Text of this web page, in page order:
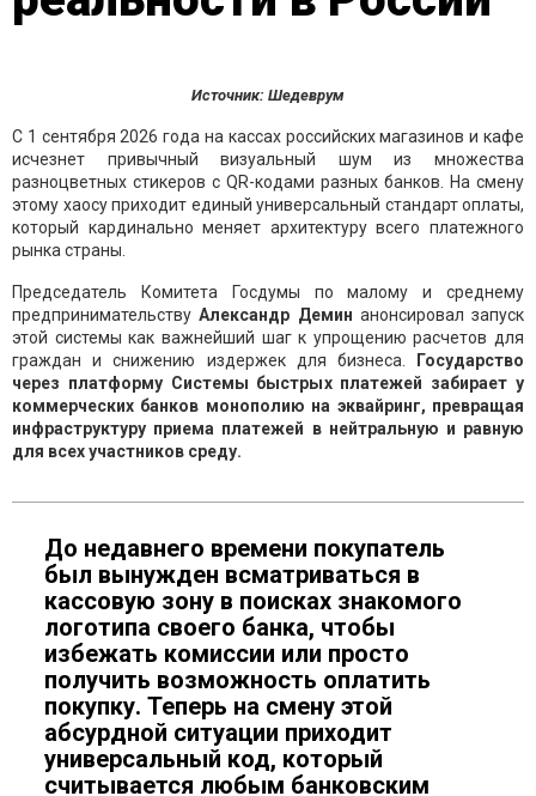
Источник: Шедеврум
С 1 сентября 2026 года на кассах российских магазинов и кафе
исчезнет привычный визуальный шум из множества
разноцветных стикеров с QR-кодами разных банков. На смену
этому хаосу приходит единый универсальный стандарт оплаты,
который кардинально меняет архитектуру всего платежного
рынка страны.
Председатель Комитета Госдумы по малому и среднему
предпринимательствуАлександр Демин анонсировал запуск
этой системы как важнейший шаг к упрощению расчетов для
граждан и снижению издержек для бизнеса.
Государство
через платформу Системы быстрых платежей забирает у
коммерческих банков монополию на эквайринг, превращая
инфраструктуру приема платежей в нейтральную и равную
для всех участников среду.
До недавнего времени покупатель
был вынужден всматриваться в
кассовую зону в поисках знакомого
логотипа своего банка, чтобы
избежать комиссии или просто
получить возможность оплатить
покупку. Теперь на смену этой
абсурдной ситуации приходит
универсальный код, который
считывается любым банковским